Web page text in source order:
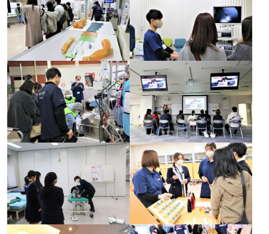
情報端末の必携化について
感染予防にかかる抗体価検査について
ビジュランクラウド
電子ブック・電子ジャーナルなど
電子ブックをさがす
電子ジャーナルをさがす
学外からのつかいかた
看護師・保健師国家試験対策
活動とイベント
利用講習会
呉キャンパス
学内向け専用ページ
広国ポータルサイト
広国LMS